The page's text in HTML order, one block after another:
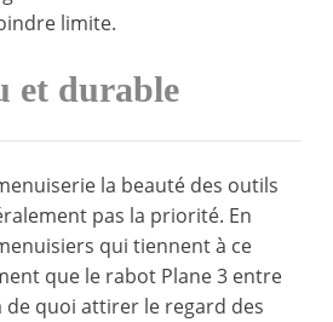
limite.
et durable
la beauté des outils
pas la priorité. En
qui tiennent à ce
que le rabot Plane 3 entre
de quoi attirer le regard des